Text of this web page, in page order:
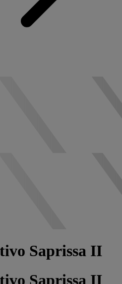
Saprissa II
Saprissa II